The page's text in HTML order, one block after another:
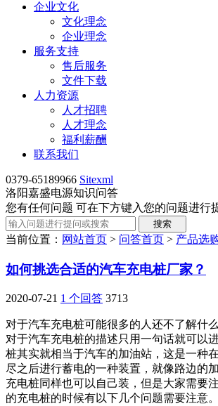
企业文化
文化理念
企业理念
服务支持
售后服务
文件下载
人力资源
人才招聘
人才理念
福利薪酬
联系我们
0379-65189966 Sitexml
洛阳嘉盛电源知识问答
您有任何问题 可在下方键入您的问题进行
当前位置： 网站首页 > 问答首页 > 产品选
如何挑选合适的汽车充电桩厂家？
2020-07-21 1 个回答 3713
对于汽车充电桩可能很多的人还不了解什
对于汽车充电桩的描述只用一句话就可以
桩其实就相当于汽车的加油站，这是一种
尽之后进行蓄电的一种装置，就像路边的
充电桩同样也可以自己装，但是大家需要
的充电桩的时候有以下几个问题需要注意